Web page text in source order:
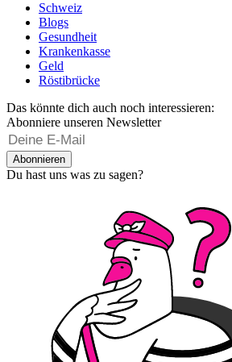
Schweiz
Blogs
Gesundheit
Krankenkasse
Geld
Röstibrücke
Das könnte dich auch noch interessieren:
Abonniere unseren Newsletter
Abonnieren
Du hast uns was zu sagen?